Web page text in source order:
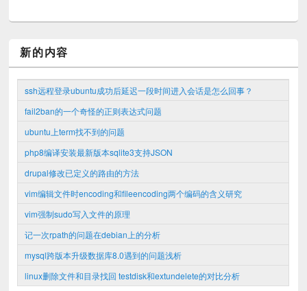
新的内容
ssh远程登录ubuntu成功后延迟一段时间进入会话是怎么回事？
fail2ban的一个奇怪的正则表达式问题
ubuntu上term找不到的问题
php8编译安装最新版本sqlite3支持JSON
drupal修改已定义的路由的方法
vim编辑文件时encoding和fileencoding两个编码的含义研究
vim强制sudo写入文件的原理
记一次rpath的问题在debian上的分析
mysql跨版本升级数据库8.0遇到的问题浅析
linux删除文件和目录找回 testdisk和extundelete的对比分析